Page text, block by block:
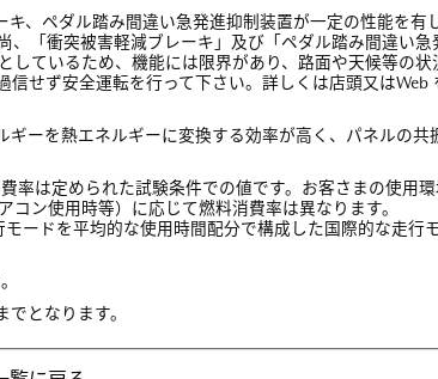
、ペダル踏み間違い急発進抑制装置が一定の性能を有
、「衝突被害軽減ブレーキ」及び「ペダル踏み間違い急
しているため、機能には限界があり、路面や天候等の状
せず安全運転を行って下さい。詳しくは店頭又はWeb
ーを熱エネルギーに変換する効率が高く、パネルの共
率は定められた試験条件での値です。お客さまの使用
コン使用時等）に応じて燃料消費率は異なります。
ードを平均的な使用時間配分で構成した国際的な走行
となります。